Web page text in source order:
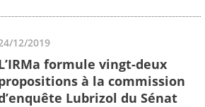
12/2019
formule vingt-deux
à la commission
Lubrizol du Sénat